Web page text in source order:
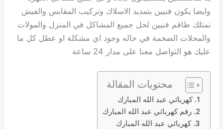
وايضا يكون فنيين بتمديد الاسلاك وتركيب المقابس والفيش
نمتلك طاقم فنيين لحل جميع المشاكل في المنزل والمولات
والمحلات الضخمة في حاله وجود اي مشكلة او عطل كل ما
عليك هو التواصل معنا على مدار 24 ساعة
محتويات المقالة
كهربائي عبد الله المبارك
رقم كهربائي عبد الله المبارك
كهربائي عبد الله المبارك